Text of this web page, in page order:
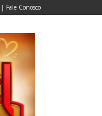
| Fale Conosco